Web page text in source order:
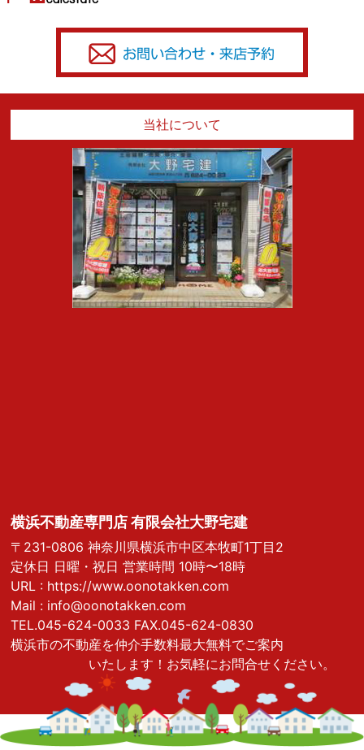
３．個人情報の利用目的
の利用目的の他、以下の目的で利用します。
● お客様に対し、不動産購入、売却、もしくはその両
方のサービス提供のため
● 売買契約、請負契約、又は媒介契約の履行のため
● 住宅ローン、火災保険など住宅購入に必要とされる
商品の申込み代行のため
４．保有個人データの利用目的
● 会計監査上の確認作業のため
５．個人情報の安全対策
弊社では、お客様の個人情報を安全に管理・運営す
るよう鋭意努力しており、個人情報への外部からの不
正アクセス、個人情報の紛失・毀損・改ざん・漏洩・
社外への不正な流出などの危険防止に対する合理的か
つ適切な安全対策を行っています。また個人情報を取
当社について
横浜不動産専門店 有限会社大野宅建
〒231-0806 神奈川県横浜市中区本牧町1丁目2
定休日 日曜・祝日 営業時間 10時〜18時
URL : https://www.oonotakken.com
Mail : info@oonotakken.com
TEL.045-624-0033 FAX.045-624-0830
横浜市の不動産を仲介手数料最大無料でご案内
いたします！お気軽にお問合せください。